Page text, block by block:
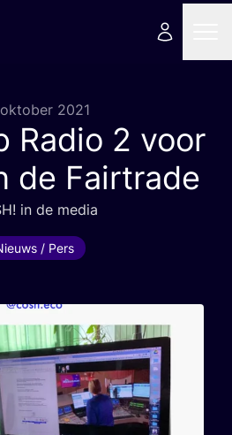
2021
Radio 2 voor
de Fairtrade
! in de media
/ Pers